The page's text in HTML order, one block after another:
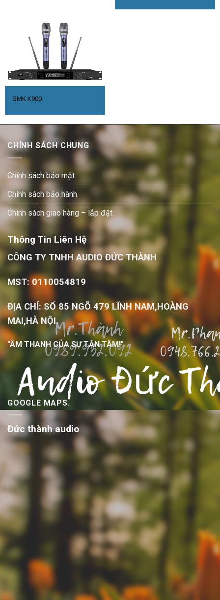
GMK K900
CHÍNH SÁCH CHUNG
Chính sách bảo mật
Chính sách bảo hành
Chính sách giao hàng – lắp đặt
Thông Tin Liên Hệ
CÔNG TY TNHH AUDIO ĐỨC THÀNH
MST: 0110054819
ĐỊA CHỈ: SỐ 85 NGÕ 479 LĨNH NAM,HOÀNG
MAI,HÀ NỘI.
"ÂM THANH CỦA SỰ TẬN TÂM!"
GOOGLE MAPS.
Đức thành audio